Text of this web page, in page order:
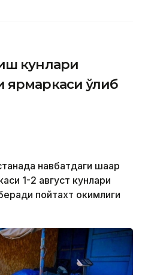
кунлари
ярмаркаси ўлиб
навбатдаги шаҳар
1-2 август кунлари
пойтахт ҳокимлиги